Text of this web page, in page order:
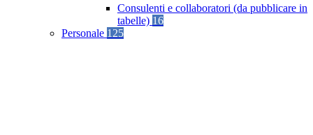
Consulenti e collaboratori (da pubblicare in
tabelle) 16
Personale 125